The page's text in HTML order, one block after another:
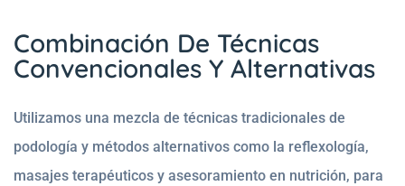
Combinación De Técnicas
Convencionales Y Alternativas
Utilizamos una mezcla de técnicas tradicionales de
podología y métodos alternativos como la reflexología,
masajes terapéuticos y asesoramiento en nutrición, para